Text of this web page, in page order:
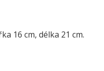
16 cm, délka 21 cm.